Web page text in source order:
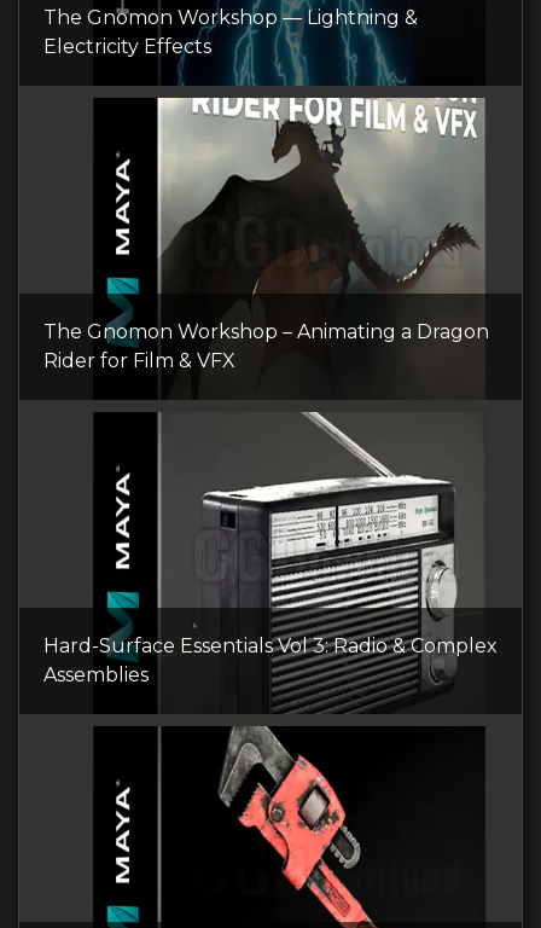
The Gnomon Workshop — Lightning &
Electricity Effects
The Gnomon Workshop – Animating a Dragon
Rider for Film & VFX
Hard-Surface Essentials Vol 3: Radio & Complex
Assemblies